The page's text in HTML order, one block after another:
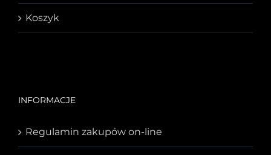
Koszyk
INFORMACJE
Regulamin zakupów on-line